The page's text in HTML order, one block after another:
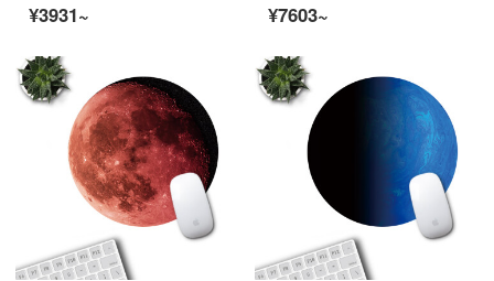
¥3931~
¥7603~